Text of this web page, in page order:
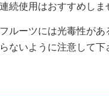
続使用はおすすめしま
ルーツには光毒性があ
ないように注意して下